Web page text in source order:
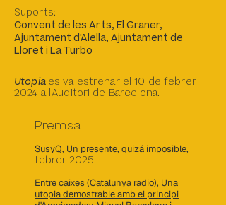
Suports:
Convent de les Arts, El Graner,
Ajuntament d'Alella, Ajuntament de
Lloret i La Turbo
Utopia es va estrenar el 10 de febrer
2024 a l'Auditori de Barcelona.
Premsa
SusyQ, Un presente, quizá imposible,
febrer 2025
Entre caixes (Catalunya radio), Una
utopia demostrable amb el principi